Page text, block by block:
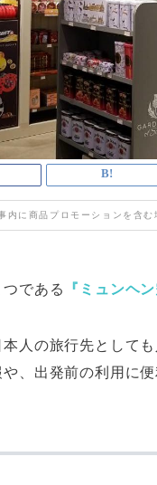
内に商品プロモーションを含む
である 『ミュンヘ
人の旅行先として
、出発前の利用に